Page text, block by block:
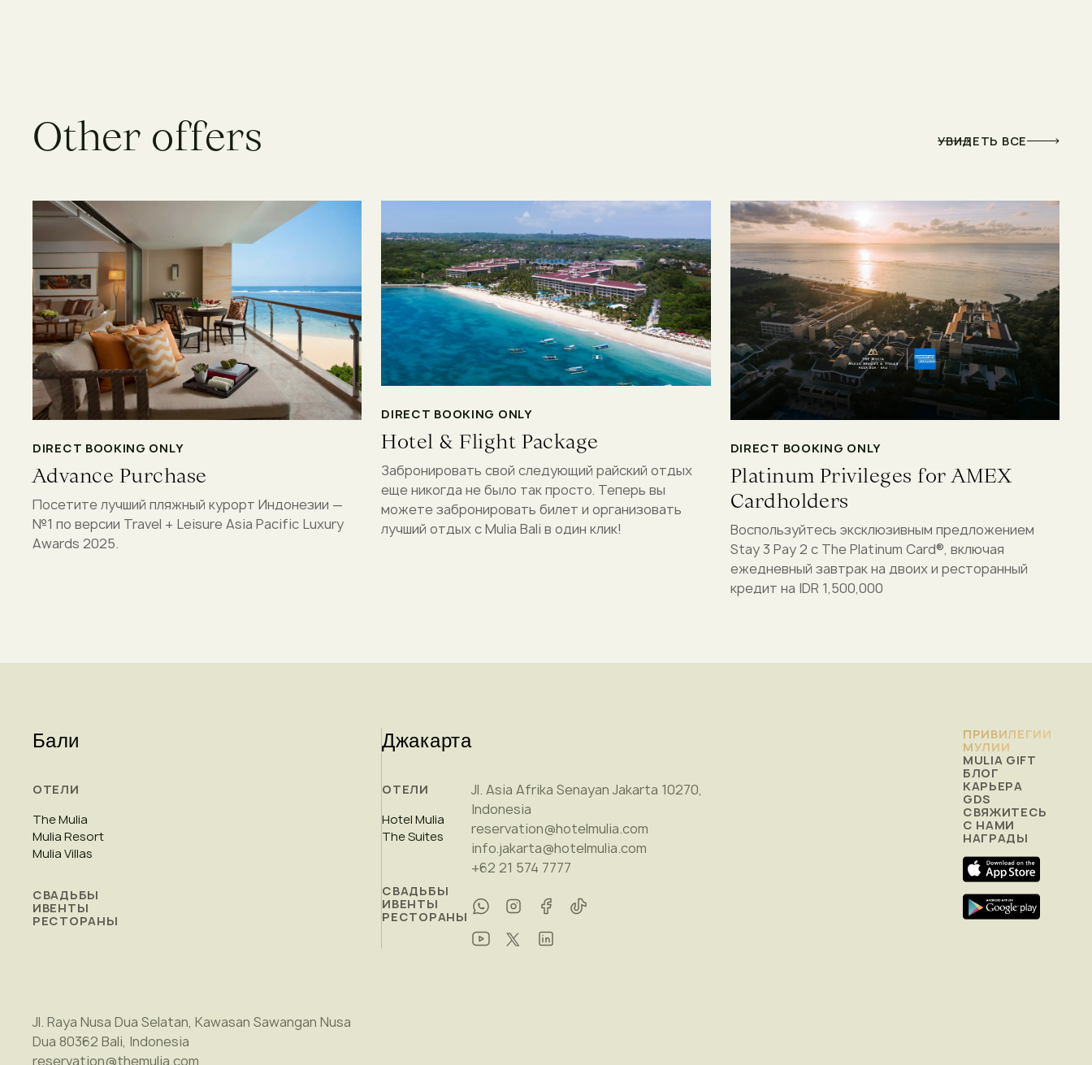
Other offers УВИДЕТЬ ВСЕ
DIRECT BOOKING ONLY
Advance Purchase
Посетите лучший пляжный курорт Индонезии —
№1 по версии Travel + Leisure Asia Pacific Luxury
Awards 2025.
DIRECT BOOKING ONLY
Hotel & Flight Package
Забронировать свой следующий райский отдых
еще никогда не было так просто. Теперь вы
можете забронировать билет и организовать
лучший отдых с Mulia Bali в один клик!
DIRECT BOOKING ONLY
Platinum Privileges for AMEX
Cardholders
Воспользуйтесь эксклюзивным предложением
Stay 3 Pay 2 с The Platinum Card®, включая
ежедневный завтрак на двоих и ресторанный
кредит на IDR 1,500,000
Бали
ОТЕЛИ
The Mulia
Mulia Resort
Mulia Villas
СВАДЬБЫ
ИВЕНТЫ
РЕСТОРАНЫ
Jl. Raya Nusa Dua Selatan, Kawasan Sawangan Nusa
Dua 80362 Bali, Indonesia
reservation@themulia.com
Джакарта
ОТЕЛИ
Hotel Mulia
The Suites
СВАДЬБЫ
ИВЕНТЫ
РЕСТОРАНЫ
Jl. Asia Afrika Senayan Jakarta 10270,
Indonesia
reservation@hotelmulia.com
info.jakarta@hotelmulia.com
+62 21 574 7777
ПРИВИЛЕГИИ
МУЛИИ
MULIA GIFT
БЛОГ
КАРЬЕРА
GDS
СВЯЖИТЕСЬ
С НАМИ
НАГРАДЫ